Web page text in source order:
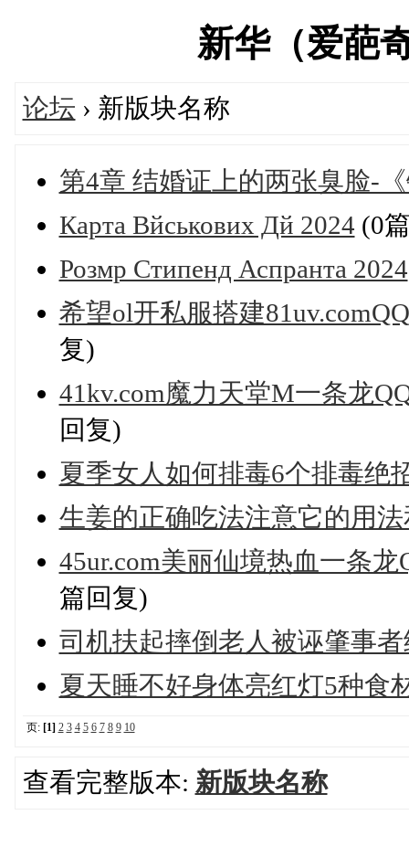
新华（爱葩
论坛 › 新版块名称
第4章 结婚证上的两张臭脸-
Карта Вйськових Дй 2024 (0
Розмр Стипенд Аспранта 2024
希望ol开私服搭建
复)
41kv.com魔力天堂M一条龙
回复)
夏季女人如何排毒6个排毒绝
生姜的正确吃法注意它的用
45ur.com美丽仙境热血一条龙
篇回复)
司机扶起摔倒老人被诬肇事
夏天睡不好身体亮红灯5种食
页: [1] 2 3 4 5 6 7 8 9 10
查看完整版本: 新版块名称